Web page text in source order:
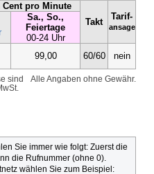
Cent pro Minute
Takt
Tarif-
ansage
Sa., So.,
Feiertage
00-24 Uhr
99,00 60/60 nein
Alle Angaben ohne Gewähr.
sind
Sie immer wie folgt: Zuerst die
die Rufnummer (ohne 0).
wählen Sie zum Beispiel: